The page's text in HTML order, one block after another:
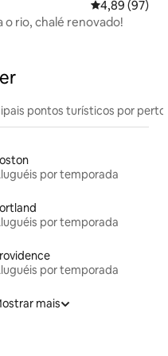
4,89 de uma
4,89 (97)
rio, chalé renovado!
pontos turísticos por perto
por temporada
por temporada
por temporada
mais